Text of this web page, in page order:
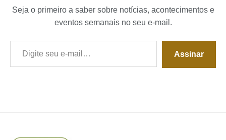
Seja o primeiro a saber sobre notícias, acontecimentos e
eventos semanais no seu e-mail.
Digite seu e-mail…
Assinar